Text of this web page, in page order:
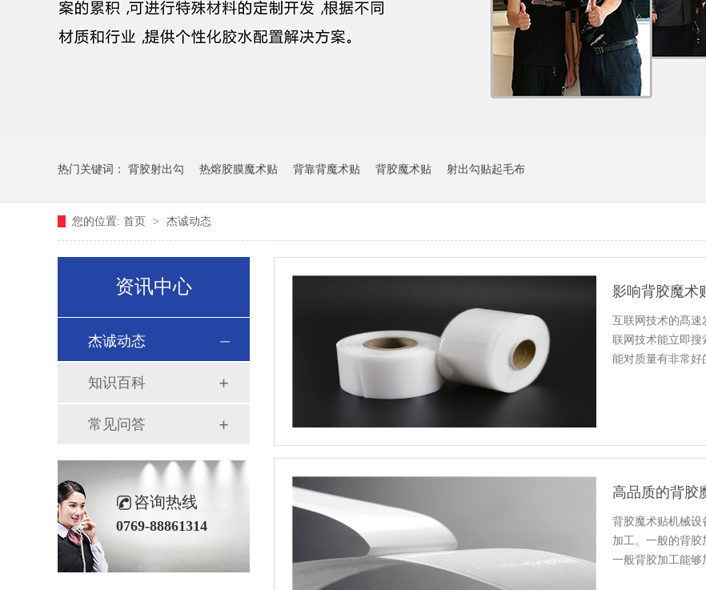
热门关键词： 背胶射出勾 热熔胶膜魔术贴 背靠背魔术贴 背胶魔术贴 射出勾贴起毛布
您的位置: 首页 > 杰诚动态
资讯中心
杰诚动态
知识百科
常见问答
咨询热线
0769-88861314
影响背胶魔术
互联网技术的髙速
联网技术能立即搜
能对质量有非常好
高品质的背胶
背胶魔术贴机械设
加工。一般的背胶
一般背胶加工能